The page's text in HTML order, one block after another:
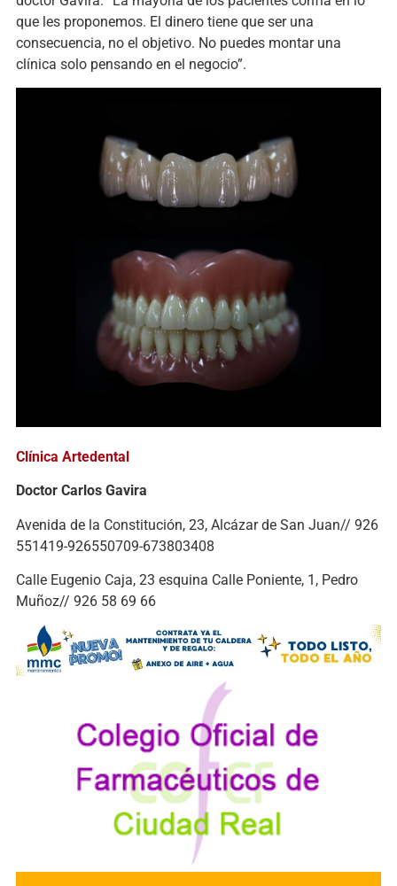
que les proponemos. El dinero tiene que ser una
consecuencia, no el objetivo. No puedes montar una
clínica solo pensando en el negocio”.
Clínica Artedental
Doctor Carlos Gavira
Avenida de la Constitución, 23, Alcázar de San Juan// 926
551419-926550709-673803408
Calle Eugenio Caja, 23 esquina Calle Poniente, 1, Pedro
Muñoz// 926 58 69 66